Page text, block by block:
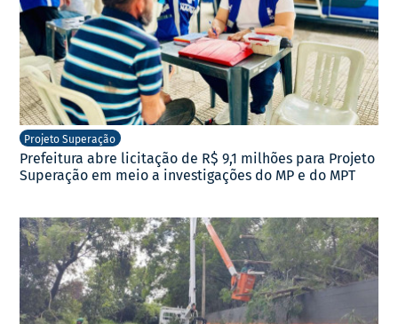
Projeto Superação
Prefeitura abre licitação de R$ 9,1 milhões para Projeto
Superação em meio a investigações do MP e do MPT